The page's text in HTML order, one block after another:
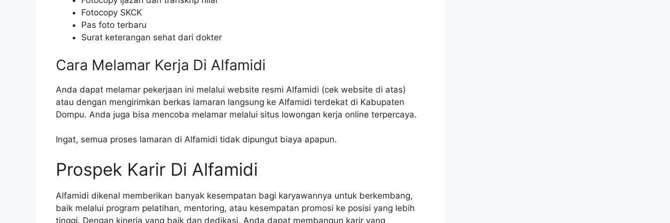
Fotocopy SKCK
Pas foto terbaru
Surat keterangan sehat dari dokter
Cara Melamar Kerja Di Alfamidi
Anda dapat melamar pekerjaan ini melalui website resmi Alfamidi (cek website di atas)
atau dengan mengirimkan berkas lamaran langsung ke Alfamidi terdekat di Kabupaten
Dompu. Anda juga bisa mencoba melamar melalui situs lowongan kerja online terpercaya.
Ingat, semua proses lamaran di Alfamidi tidak dipungut biaya apapun.
Prospek Karir Di Alfamidi
Alfamidi dikenal memberikan banyak kesempatan bagi karyawannya untuk berkembang,
baik melalui program pelatihan, mentoring, atau kesempatan promosi ke posisi yang lebih
tinggi. Dengan kinerja yang baik dan dedikasi, Anda dapat membangun karir yang